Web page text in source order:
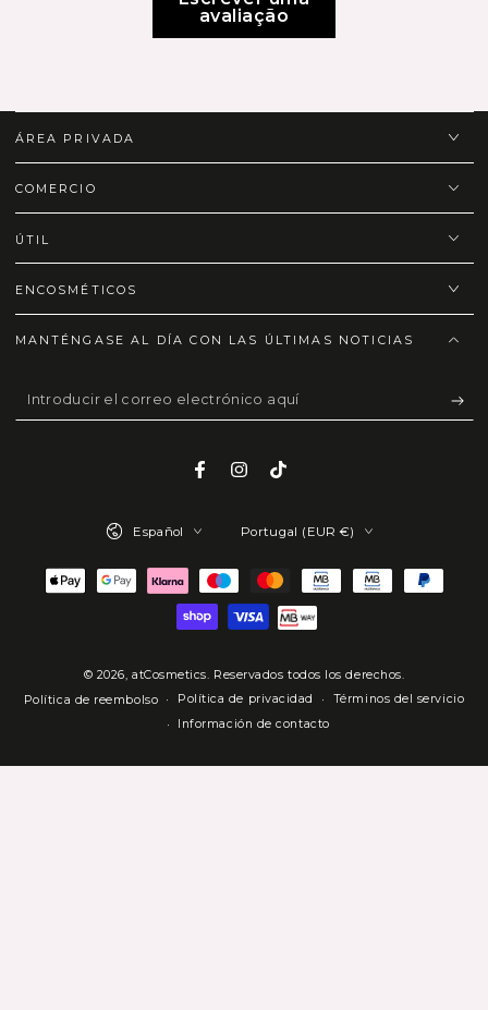
avaliação
ÁREA PRIVADA
COMERCIO
ÚTIL
ENCOSMÉTICOS
MANTÉNGASE AL DÍA CON LAS ÚLTIMAS NOTICIAS
Introducir
el
Facebook
Instagram
TikTok
© 2026,atCosmetics . Reservados todos los derechos.
Política de reembolso
Política de privacidad
Términos del servicio
Información de contacto
Español Portugal (EUR €)
Métodos